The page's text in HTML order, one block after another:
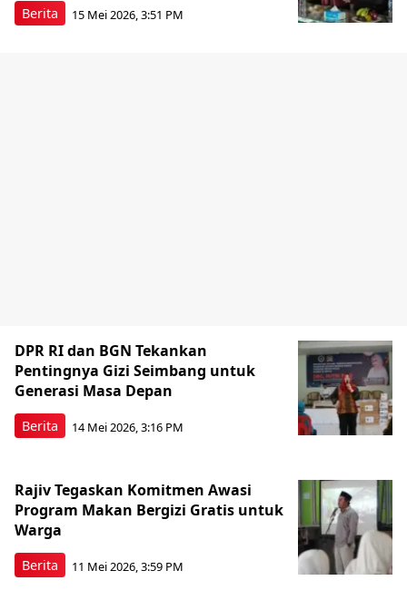
Berita 15 Mei 2026, 3:51 PM
Berita
DPR RI dan BGN Tekankan
Pentingnya Gizi Seimbang untuk
Generasi Masa Depan
14 Mei 2026, 3:16 PM
Berita
Rajiv Tegaskan Komitmen Awasi
Program Makan Bergizi Gratis untuk
Warga
11 Mei 2026, 3:59 PM